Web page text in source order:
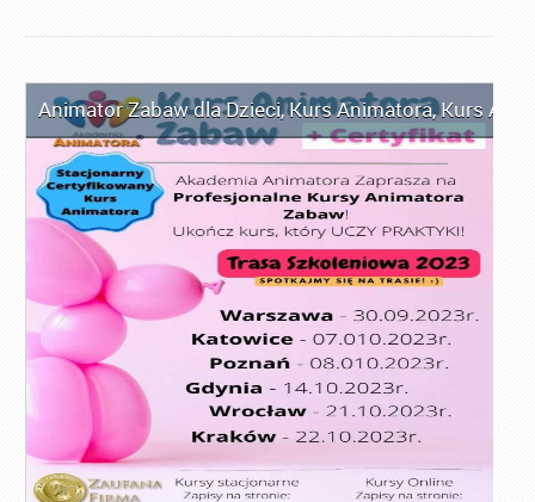
Animator Zabaw dla Dzieci,Kurs Animatora,Kurs